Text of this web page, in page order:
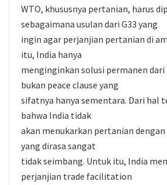
WTO, khususnya pertanian, harus
sebagaimana usulan dari G33 yang
ingin agar perjanjian pertanian di
itu, India hanya
menginginkan solusi permanen
bukan peace clause yang
sifatnya hanya sementara. Dari hal
bahwa India tidak
akan menukarkan pertanian
yang dirasa sangat
tidak seimbang. Untuk itu, India
perjanjian trade facilitation